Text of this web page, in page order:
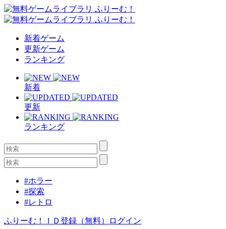
新着ゲーム
更新ゲーム
ランキング
新着
更新
ランキング
#ホラー
#探索
#レトロ
ふりーむ！ＩＤ登録（無料） ログイン